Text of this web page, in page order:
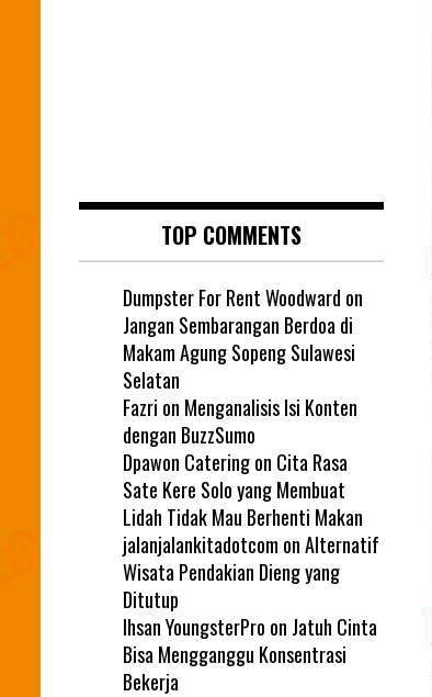
TOP COMMENTS
Dumpster For Rent Woodward on
Jangan Sembarangan Berdoa di
Makam Agung Sopeng Sulawesi
Selatan
Fazri on Menganalisis Isi Konten
dengan BuzzSumo
Dpawon Cateringon Cita Rasa
Sate Kere Solo yang Membuat
Lidah Tidak Mau Berhenti Makan
jalanjalankitadotcom onAlternatif
Wisata Pendakian Dieng yang
Ditutup
Ihsan YoungsterPro on Jatuh Cinta
Bisa Mengganggu Konsentrasi
Bekerja